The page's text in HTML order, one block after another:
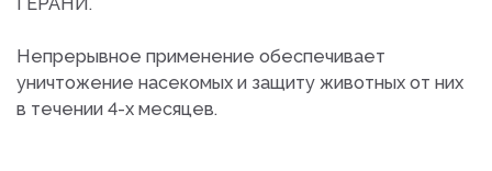
Непрерывное применение обеспечивает
уничтожение насекомых и защиту животных от них
в течении 4-х месяцев.